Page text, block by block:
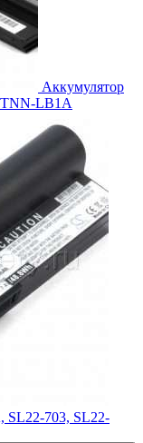
Аккумулятор
LB1A
SL22-703, SL22-